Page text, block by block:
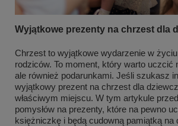
Wyjątkowe prezenty na chrzest dla
Chrzest to wyjątkowe wydarzenie w
rodziców. To moment, który warto uczcić
ale również podarunkami. Jeśli szukasz
wyjątkowy prezent na chrzest dla
właściwym miejscu. W tym artykule
pomysłów na prezenty, które na pewno
księżniczkę i będą cudowną pamiątką na